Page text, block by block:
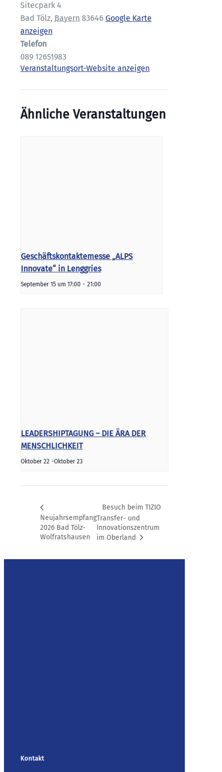
Sitecpark 4
Bad Tölz, Bayern 83646 Google Karte
anzeigen
Telefon
089 12651983
Veranstaltungsort-Website anzeigen
Ähnliche Veranstaltungen
Geschäftskontaktemesse „ALPS
Innovate“ in Lenggries
September 15 um 17:00 - 21:00
LEADERSHIPTAGUNG – DIE ÄRA DER
MENSCHLICHKEIT
Oktober 22 -Oktober 23
Neujahrsempfang
2026 Bad Tölz-
Wolfratshausen
Besuch beim TIZIO
Transfer- und
Innovationszentrum
im Oberland
Kontakt